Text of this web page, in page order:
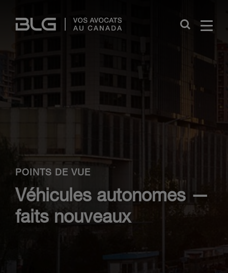
Links
Close
POINTS DE VUE
Véhicules autonomes —
faits nouveaux